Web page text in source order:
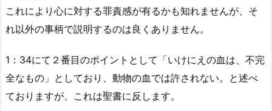
これにより心に対する罪責感が有るかも知れませんが、そ
れ以外の事柄で説明するのは良くありません。
1：34にて２番目のポイントとして「いけにえの血は、不完
全なもの」としており、動物の血では許されない。と述べ
ておりますが、これは聖書に反します。